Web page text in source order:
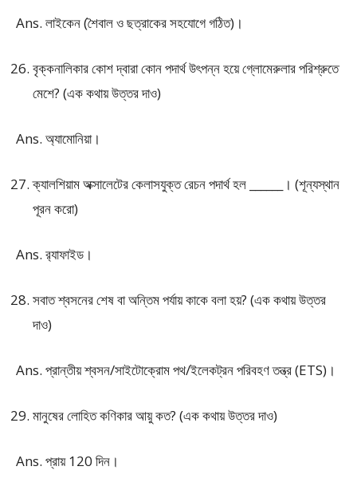
Ans. লাইকেন (শৈবাল ও ছত্রাকের সহযোগে গঠিত)।
বৃক্কনালিকার কোশ দ্বারা কোন পদার্থ উৎপন্ন হয়ে গ্লোমেরুলার পরিশ্রুতে
মেশে? (এক কথায় উত্তর দাও)
Ans. অ্যামোনিয়া।
ক্যালশিয়াম অক্সালেটের কেলাসযুক্ত রেচন পদার্থ হল ______। (শূন্যস্থান
পূরন করো)
Ans. র‍্যাফাইড।
সবাত শ্বসনের শেষ বা অন্তিম পর্যায় কাকে বলা হয়? (এক কথায় উত্তর
দাও)
Ans. প্রান্তীয় শ্বসন/সাইটোক্রোম পথ/ইলেকট্রন পরিবহণ তন্ত্র (ETS)।
মানুষের লোহিত কণিকার আয়ু কত? (এক কথায় উত্তর দাও)
Ans. প্রায় 120 দিন।